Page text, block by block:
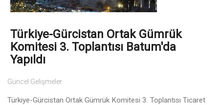
Türkiye-Gürcistan Ortak Gümrük
Komitesi 3. Toplantısı Batum'da
Yapıldı
Güncel Gelişmeler
Türkiye-Gürcistan Ortak Gümrük Komitesi 3. Toplantısı Ticaret